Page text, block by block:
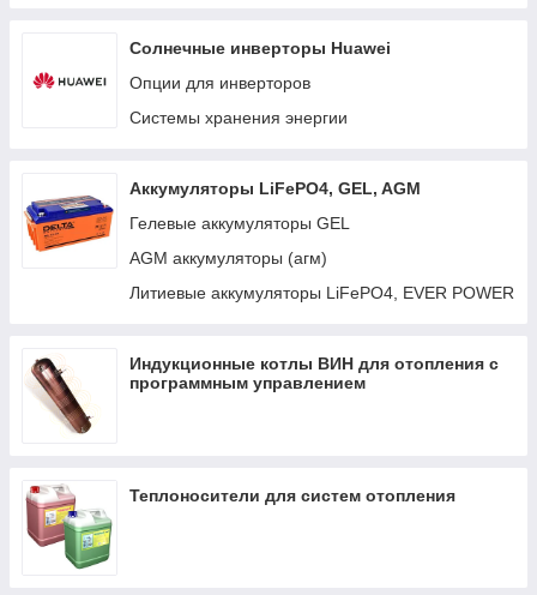
Панели управления для систем Victron Energy
Color Control GX (CCGX) и Venus GX
Orion DC-DC преобразователи
Солнечные инверторы Huawei
Опции для инверторов
Системы хранения энергии
Аккумуляторы LiFePO4, GEL, AGM
Гелевые аккумуляторы GEL
AGM аккумуляторы (агм)
Литиевые аккумуляторы LiFePO4, EVER POWER
Индукционные котлы ВИН для отопления с
программным управлением
Теплоносители для систем отопления